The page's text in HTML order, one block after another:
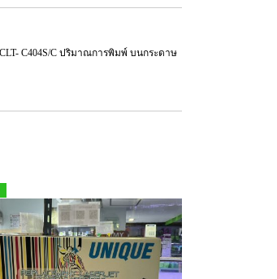
CLT- C404S/C ปริมาณการพิมพ์ บนกระดาษ